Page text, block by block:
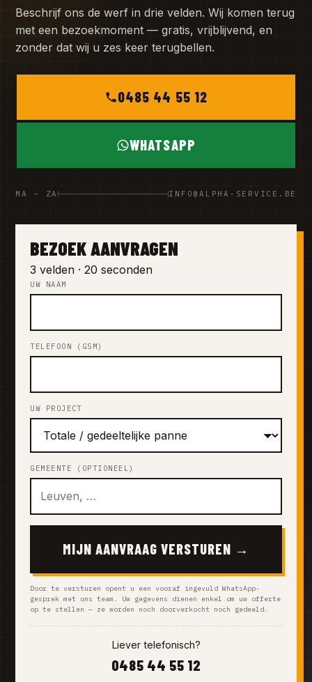
Beschrijf ons de werf in drie velden. Wij komen terug
met een bezoekmoment — gratis, vrijblijvend, en
zonder dat wij u zes keer terugbellen.
0485 44 55 12
WHATSAPP
MA – ZA INFO@ALPHA-SERVICE.BE
BEZOEK AANVRAGEN
3 velden · 20 seconden
UW NAAM
TELEFOON (GSM)
UW PROJECT
GEMEENTE (OPTIONEEL)
MIJN AANVRAAG VERSTUREN →
Door te versturen opent u een vooraf ingevuld WhatsApp-
gesprek met ons team. Uw gegevens dienen enkel om uw offerte
op te stellen — ze worden noch doorverkocht noch gedeeld.
Liever telefonisch?
0485 44 55 12